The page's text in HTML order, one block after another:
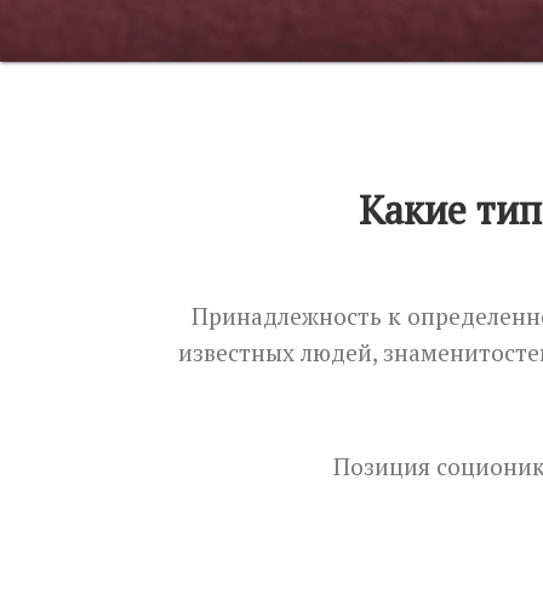
Какие
Принадлежность к
известных людей,
Позиция